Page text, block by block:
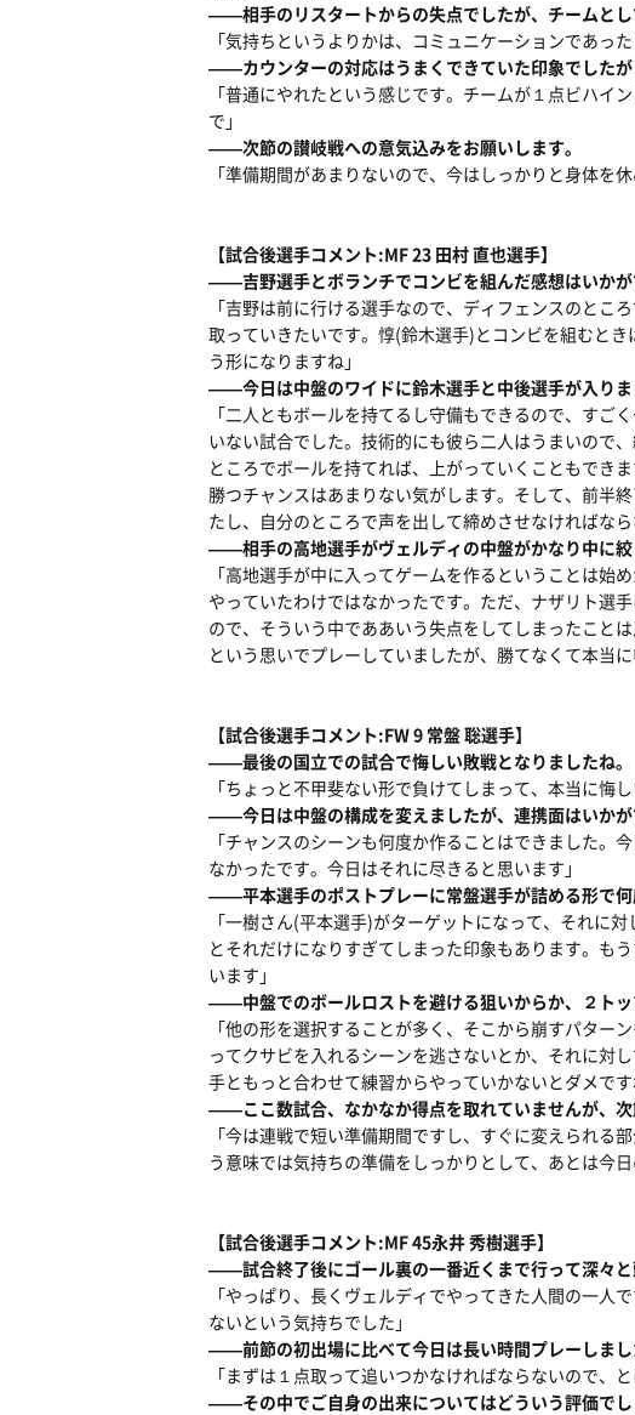
――相手のリスタートからの失点でしたが、チームと
「気持ちというよりかは、コミュニケーションであっ
――カウンターの対応はうまくできていた印象でしたが
「普通にやれたという感じです。チームが１点ビハ
で」
――次節の讃岐戦への意気込みをお願いします。
「準備期間があまりないので、今はしっかりと身体を
【試合後選手コメント:MF 23 田村 直也選手】
――吉野選手とボランチでコンビを組んだ感想はいかが
「吉野は前に行ける選手なので、ディフェンスのと
取っていきたいです。惇(鈴木選手)とコンビを組むと
う形になりますね」
――今日は中盤のワイドに鈴木選手と中後選手が入りま
「二人ともボールを持てるし守備もできるので、す
いない試合でした。技術的にも彼ら二人はうまいので
ところでボールを持てれば、上がっていくこともでき
勝つチャンスはあまりない気がします。そして、前半
たし、自分のところで声を出して締めさせなければなら
――相手の高地選手がヴェルディの中盤がかなり中に
「高地選手が中に入ってゲームを作るということは
やっていたわけではなかったです。ただ、ナザリト選
ので、そういう中でああいう失点をしてしまったこと
という思いでプレーしていましたが、勝てなくて本当に
【試合後選手コメント:FW 9 常盤 聡選手】
――最後の国立での試合で悔しい敗戦となりましたね。
「ちょっと不甲斐ない形で負けてしまって、本当に悔し
――今日は中盤の構成を変えましたが、連携面はいかが
「チャンスのシーンも何度か作ることはできました
なかったです。今日はそれに尽きると思います」
――平本選手のポストプレーに常盤選手が詰める形で何
「一樹さん(平本選手)がターゲットになって、それに
とそれだけになりすぎてしまった印象もあります。も
います」
――中盤でのボールロストを避ける狙いからか、２ト
「他の形を選択することが多く、そこから崩すパタ
ってクサビを入れるシーンを逃さないとか、それに対
手ともっと合わせて練習からやっていかないとダメです
――ここ数試合、なかなか得点を取れていませんが、
「今は連戦で短い準備期間ですし、すぐに変えられ
う意味では気持ちの準備をしっかりとして、あとは今
【試合後選手コメント:MF 45永井 秀樹選手】
――試合終了後にゴール裏の一番近くまで行って深々
「やっぱり、長くヴェルディでやってきた人間の一
ないという気持ちでした」
――前節の初出場に比べて今日は長い時間プレーしま
「まずは１点取って追いつかなければならないので、
――その中でご自身の出来についてはどういう評価でし